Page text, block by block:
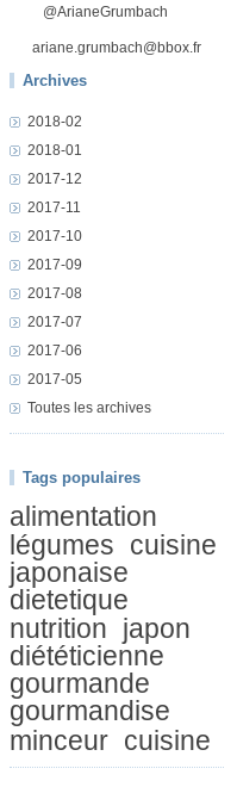
@ArianeGrumbach
ariane.grumbach@bbox.fr
Archives
2018-02
2018-01
2017-12
2017-11
2017-10
2017-09
2017-08
2017-07
2017-06
2017-05
Toutes les archives
Tags populaires
alimentation
légumes cuisine
japonaise
dietetique
nutrition japon
diététicienne
gourmande
gourmandise
minceur cuisine